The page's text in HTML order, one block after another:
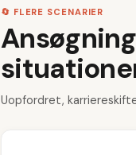
🔄 FLERE SCENARIER
Uopfordret,